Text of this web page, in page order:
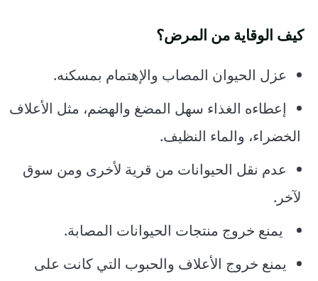
كيف الوقاية من المرض؟
عزل الحيوان المصاب والإهتمام بمسكنه.
إعطاءه الغذاء سهل المضغ والهضم، مثل الأعلاف
الخضراء، والماء النظيف.
عدم نقل الحيوانات من قرية لأخرى ومن سوق
لآخر.
يمنع خروج منتجات الحيوانات المصابة.
يمنع خروج الأعلاف والحبوب التي كانت على